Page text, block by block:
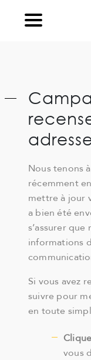
Nous tenons
récemment
mettre à jour
a bien été
s’assurer
informations
Si vous avez
suivre pour
en toute
vous